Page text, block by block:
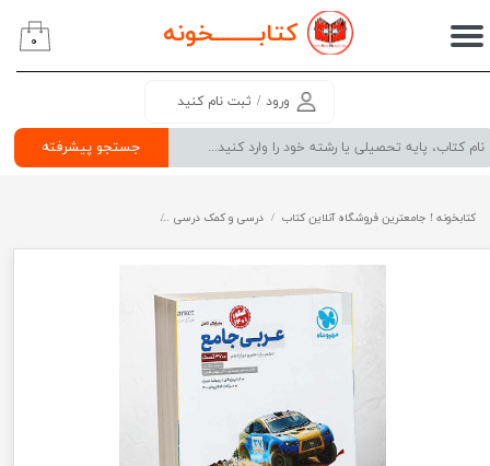
کتابــــــــخونه
جستجو پیشرفته
ورود / ثبت نام کنید
حساب کاربری من
سفارشات
۰
کتابخونه ! جامعترین فروشگاه آنلاین کتاب درسی و کمک درسی